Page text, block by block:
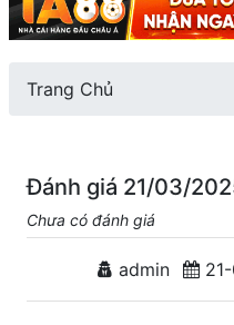
Trang Chủ
Đánh giá 21/03/
Chưa có đánh giá
admin